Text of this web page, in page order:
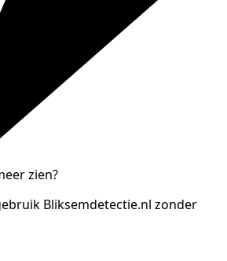
zien?
Bliksemdetectie.nl zonder